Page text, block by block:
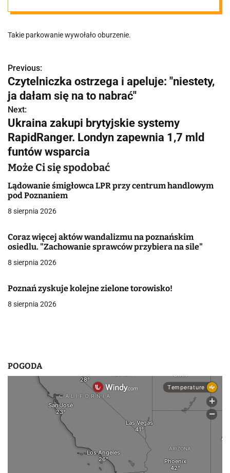
organizacji
ruchu.
Mieszkańcy
obawiają się, że
sytuacja się
powtórzy
Takie parkowanie wywołało oburzenie.
N
a
w
i
g
a
c
j
w
p
i
s
Previous:
Czytelniczka ostrzega i apeluje: "niestety,
ja dałam się na to nabrać"
Next:
Ukraina zakupi brytyjskie systemy
RapidRanger. Londyn zapewnia 1,7 mld
funtów wsparcia
Może Ci się spodobać
Lądowanie śmigłowca LPR przy centrum handlowym
pod Poznaniem
8 sierpnia 2026
Coraz więcej aktów wandalizmu na poznańskim
osiedlu. "Zachowanie sprawców przybiera na sile"
8 sierpnia 2026
Poznań zyskuje kolejne zielone torowisko!
8 sierpnia 2026
POGODA